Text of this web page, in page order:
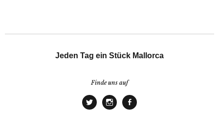
Jeden Tag ein Stück Mallorca
Finde uns auf